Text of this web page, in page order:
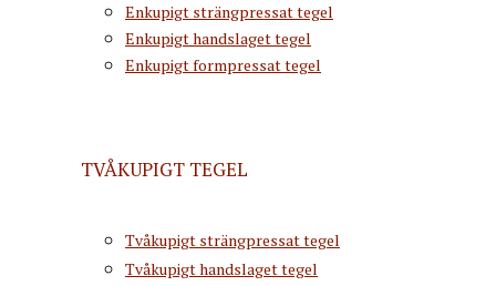
Enkupigt strängpressat tegel
Enkupigt handslaget tegel
Enkupigt formpressat tegel
TVÅKUPIGT TEGEL
Tvåkupigt strängpressat tegel
Tvåkupigt handslaget tegel